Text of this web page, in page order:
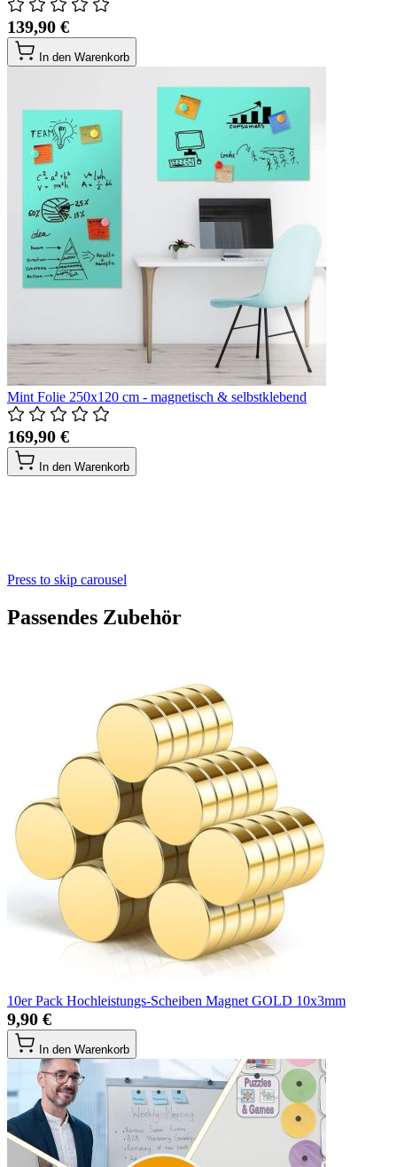
139,90 €
In den Warenkorb
Mint Folie 250x120 cm - magnetisch & selbstklebend
169,90 €
In den Warenkorb
Press to skip carousel
Passendes Zubehör
10er Pack Hochleistungs-Scheiben Magnet GOLD 10x3mm
9,90 €
In den Warenkorb